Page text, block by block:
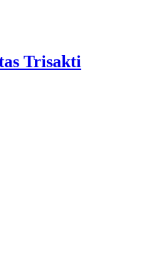
Trisakti